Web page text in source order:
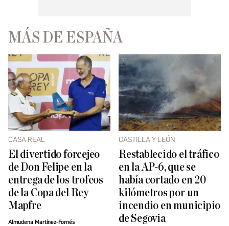
MÁS DE ESPAÑA
CASA REAL
El divertido forcejeo
de Don Felipe en la
entrega de los trofeos
de la Copa del Rey
Mapfre
Almudena Martínez-Fornés
CASTILLA Y LEÓN
Restablecido el tráfico
en la AP-6, que se
había cortado en 20
kilómetros por un
incendio en municipio
de Segovia